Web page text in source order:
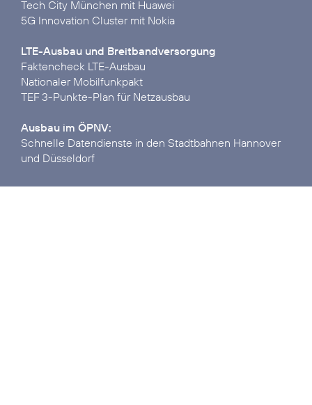
Tech City München mit Huawei
5G Innovation Cluster mit Nokia
LTE-Ausbau und Breitbandversorgung
Faktencheck LTE-Ausbau
Nationaler Mobilfunkpakt
TEF 3-Punkte-Plan für Netzausbau
Ausbau im ÖPNV:
Schnelle Datendienste in den Stadtbahnen Hannover
und Düsseldorf